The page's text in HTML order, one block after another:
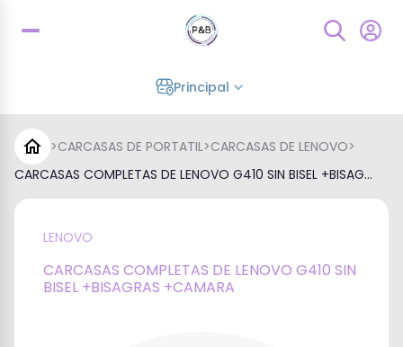
Principal
>CARCASAS DE PORTATIL>CARCASAS DE LENOVO>
CARCASAS COMPLETAS DE LENOVO G410 SIN BISEL +BISAG...
LENOVO
CARCASAS COMPLETAS DE LENOVO G410 SIN
BISEL +BISAGRAS +CAMARA